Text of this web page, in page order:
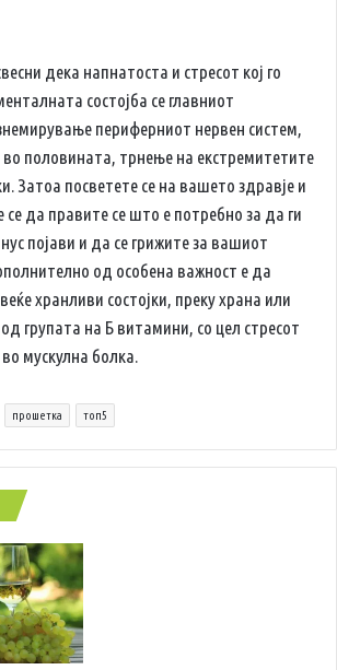
дека напнатоста и стресот кој го
состојба се главниот
периферниот нервен систем,
половината, трнење на екстремитетите
Затоа посветете се на вашето здравје и
се да правите се што е потребно за да ги
појави и да се грижите за вашиот
од особена важност е да
хранливи состојки, преку храна или
групата на Б витамини, со цел стресот
мускулна болка.
прошетка топ5